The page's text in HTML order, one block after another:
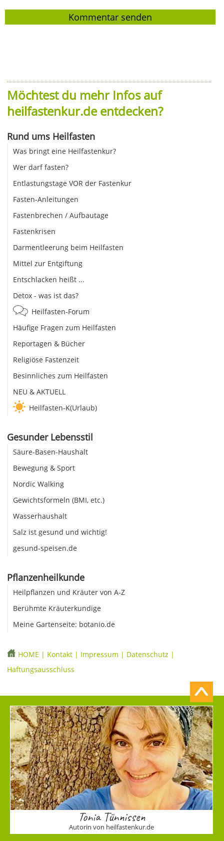
Möchtest du mehr Infos auf
heilfastenkur.de entdecken?
Rund ums Heilfasten
Was bringt eine Heilfastenkur?
Wer darf fasten?
Entlastungstage VOR der Fastenkur
Fasten-Anleitungen
Fastenbrechen / Aufbautage
Fastenkrisen
Darmentleerung beim Heilfasten
Mittel zur Entgiftung
Entschlacken heißt ...
Detox - was ist das?
Heilfasten-Forum
Häufige Fragen zum Heilfasten
Reportagen & Bücher
Religiöse Fastenzeit
Besinnliches zum Heilfasten
NEU & AKTUELL
Heilfasten-K(Urlaub)
Gesunder Lebensstil
Säure-Basen-Haushalt
Bewegung & Sport
Nordic Walking
Gewichtsformeln (BMI, etc.)
Wasserhaushalt
Salz ist gesund und wichtig!
gesund-speisen.de
Pflanzenheilkunde
Heilpflanzen und Kräuter von A-Z
Berühmte Kräuterkundige
Meine Gartenseite: botanio.de
HOME | Kontakt | Impressum | Datenschutz |
Haftungsausschluss
Tonia Tünnissen
Autorin von heilfastenkur.de